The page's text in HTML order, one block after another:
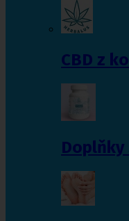
CBD z